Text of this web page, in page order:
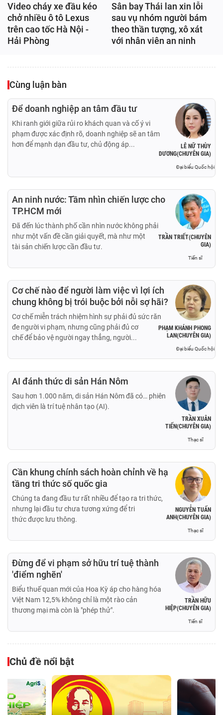
Video cháy xe đầu kéo
chở nhiều ô tô Lexus
trên cao tốc Hà Nội -
Hải Phòng
Sân bay Thái lan xin lỗi
sau vụ nhóm người bám
theo thần tượng, xô xát
với nhân viên an ninh
Cùng luận bàn
LÊ NỮ THÙY
DƯƠNG(CHUYÊN GIA)
Đại biểu Quốc hội
Để doanh nghiệp an tâm đầu tư
Khi ranh giới giữa rủi ro khách quan và cố ý vi
phạm được xác định rõ, doanh nghiệp sẽ an tâm
hơn để mạnh dạn đầu tư, chủ động áp...
TRẦN TRIẾT(CHUYÊN
GIA)
Tiến sĩ
An ninh nước: Tầm nhìn chiến lược cho
TP.HCM mới
Đã đến lúc thành phố cần nhìn nước không phải
như một vấn đề cần giải quyết, mà như một
tài sản chiến lược cần đầu tư.
PHẠM KHÁNH PHONG
LAN(CHUYÊN GIA)
Đại biểu Quốc hội
Cơ chế nào để người làm việc vì lợi ích
chung không bị trói buộc bởi nỗi sợ hãi?
Cơ chế miễn trách nhiệm hình sự phải đủ sức răn
đe người vi phạm, nhưng cũng phải đủ cơ
chế để bảo vệ người ngay thẳng, người...
TRẦN XUÂN
TIẾN(CHUYÊN GIA)
Thạc sĩ
AI đánh thức di sản Hán Nôm
Sau hơn 1.000 năm, di sản Hán Nôm đã có… phiên
dịch viên là trí tuệ nhân tạo (AI).
NGUYỄN TUẤN
ANH(CHUYÊN GIA)
Thạc sĩ
Cần khung chính sách hoàn chỉnh về hạ
tầng tri thức số quốc gia
Chúng ta đang đầu tư rất nhiều để tạo ra tri thức,
nhưng lại đầu tư chưa tương xứng để tri
thức được lưu thông.
TRẦN HỮU
HIỆP(CHUYÊN GIA)
Tiến sĩ
Đừng để vi phạm sở hữu trí tuệ thành
'điểm nghẽn'
Biểu thuế quan mới của Hoa Kỳ áp cho hàng hóa
Việt Nam 12,5% không chỉ là một rào cản
thương mại mà còn là "phép thử".
Chủ đề nổi bật